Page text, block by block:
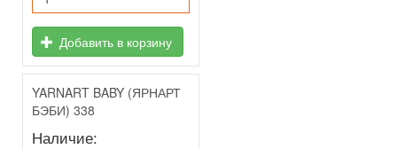
Добавить в корзину
YARNART BABY (ЯРНАРТ
БЭБИ) 338
Наличие: